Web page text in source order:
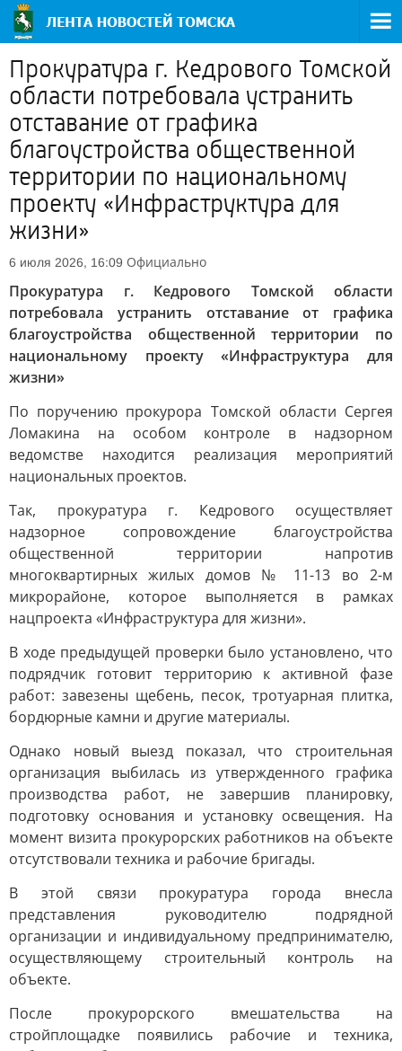
Прокуратура г. Кедрового Томской
области потребовала устранить
отставание от графика
благоустройства общественной
территории по национальному
проекту «Инфраструктура для
жизни»
6 июля 2026, 16:09 Официально
Прокуратура г. Кедрового Томской области
потребовала устранить отставание от графика
благоустройства общественной территории по
национальному проекту «Инфраструктура для
жизни»
По поручению прокурора Томской области Сергея
Ломакина на особом контроле в надзорном
ведомстве находится реализация мероприятий
национальных проектов.
Так, прокуратура г. Кедрового осуществляет
надзорное сопровождение благоустройства
общественной территории напротив
многоквартирных жилых домов № 11-13 во 2-м
микрорайоне, которое выполняется в рамках
нацпроекта «Инфраструктура для жизни».
В ходе предыдущей проверки было установлено, что
подрядчик готовит территорию к активной фазе
работ: завезены щебень, песок, тротуарная плитка,
бордюрные камни и другие материалы.
Однако новый выезд показал, что строительная
организация выбилась из утвержденного графика
производства работ, не завершив планировку,
подготовку основания и установку освещения. На
момент визита прокурорских работников на объекте
отсутствовали техника и рабочие бригады.
В этой связи прокуратура города внесла
представления руководителю подрядной
организации и индивидуальному предпринимателю,
осуществляющему строительный контроль на
объекте.
После прокурорского вмешательства на
стройплощадке появились рабочие и техника,